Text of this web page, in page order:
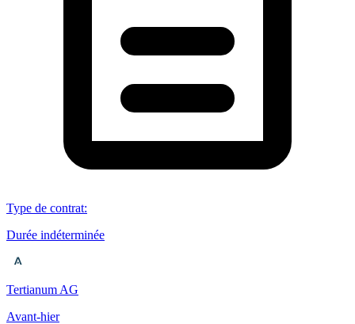
Type de contrat:
Durée indéterminée
Tertianum AG
Avant-hier